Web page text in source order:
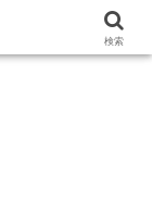
検索